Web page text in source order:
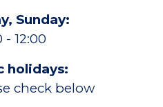
Sunday:
- 12:00
holidays:
check below